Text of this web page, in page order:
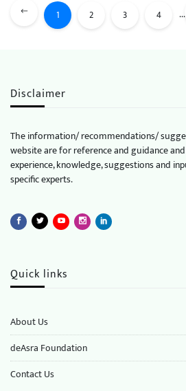
1 2 3 4 ...
Disclaimer
The information/ recommendations/
website are for reference and guidance
experience, knowledge, suggestions and
specific experts.
Quick links
About Us
deAsra Foundation
​​Contact Us